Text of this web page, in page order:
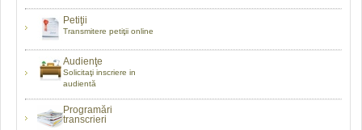
Petiţii
Transmitere petiţii online
Audienţe
Solicitaţi inscriere in
audientă
Programări
transcrieri